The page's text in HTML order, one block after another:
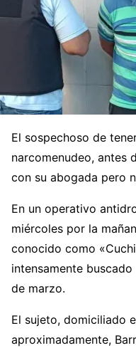
El sospechoso de
narcomenudeo, antes
con su abogada pero
En un operativo
miércoles por la
conocido como
intensamente
de marzo.
El sujeto, domiciliado
aproximadamente,